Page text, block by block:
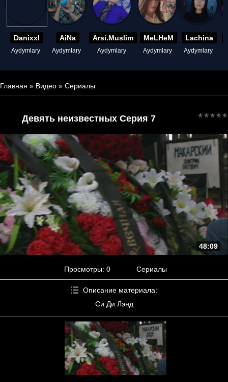
Danixxl
Aydymlary
AiNa
Aydymlary
Arsi.Muslim
Aydymlary
MeLHeM
Aydymlary
Lachina
Aydymlary
Главная » Видео » Сериалы
Девять неизвестных Серия 7
48:09
Просмотры: 0 Сериалы
Описание материала:
Си Ди Лэнд